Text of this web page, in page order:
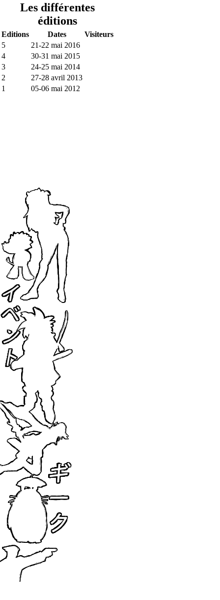
Les différentes
éditions
Editions Dates
Visiteurs
5
21-22 mai 2016
4
30-31 mai 2015
3
24-25 mai 2014
2
27-28 avril 2013
1
05-06 mai 2012